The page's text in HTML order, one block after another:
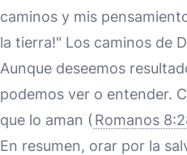
caminos y mis
la tierra!" Los caminos de
Aunque deseemos
podemos ver o entender.
que lo aman ( Romanos
En resumen, orar por la